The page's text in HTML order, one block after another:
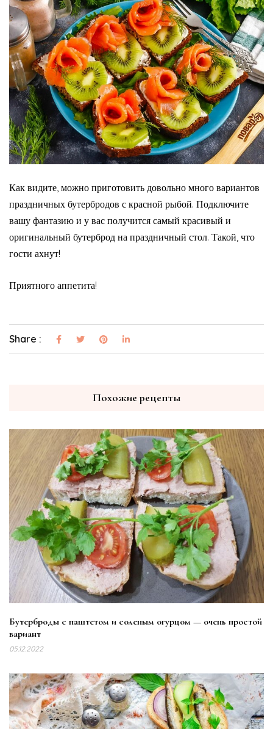
Как видите, можно приготовить довольно много вариантов
праздничных бутербродов с красной рыбой. Подключите
вашу фантазию и у вас получится самый красивый и
оригинальный бутерброд на праздничный стол. Такой, что
гости ахнут!
Приятного аппетита!
Share :
Похожие рецепты
Бутерброды с паштетом и соленым огурцом — очень простой
вариант
05.12.2022